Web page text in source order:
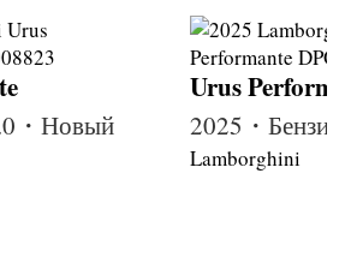
・Новый
Urus
2025・
Lamborghini